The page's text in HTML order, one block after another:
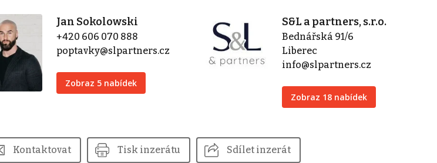
Jan Sokolowski
+420 606 070 888
poptavky@slpartners.cz
Zobraz 5 nabídek
S&L a partners, s.r.o.
Bednářská 91/6
Liberec
info@slpartners.cz
Zobraz 18 nabídek
Kontaktovat Tisk inzerátu Sdílet inzerát